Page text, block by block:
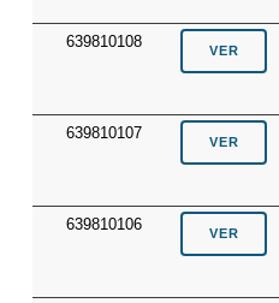
639810108
639810107
639810106